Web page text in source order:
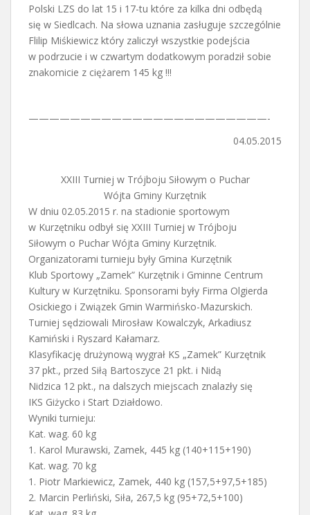
Polski LZS do lat 15 i 17-tu które za kilka dni odbędą
się w Siedlcach. Na słowa uznania zasługuje szczególnie
Flilip Miśkiewicz który zaliczył wszystkie podejścia
w podrzucie i w czwartym dodatkowym poradził sobie
znakomicie z ciężarem 145 kg !!!
———————————————————————-
04.05.2015
XXIII Turniej w Trójboju Siłowym o Puchar
Wójta Gminy Kurzętnik
W dniu 02.05.2015 r. na stadionie sportowym
w Kurzętniku odbył się XXIII Turniej w Trójboju
Siłowym o Puchar Wójta Gminy Kurzętnik.
Organizatorami turnieju były Gmina Kurzętnik
Klub Sportowy „Zamek” Kurzętnik i Gminne Centrum
Kultury w Kurzętniku. Sponsorami były Firma Olgierda
Osickiego i Związek Gmin Warmińsko-Mazurskich.
Turniej sędziowali Mirosław Kowalczyk, Arkadiusz
Kamiński i Ryszard Kałamarz.
Klasyfikację drużynową wygrał KS „Zamek” Kurzętnik
37 pkt., przed Siłą Bartoszyce 21 pkt. i Nidą
Nidzica 12 pkt., na dalszych miejscach znalazły się
IKS Giżycko i Start Działdowo.
Wyniki turnieju:
Kat. wag. 60 kg
1. Karol Murawski, Zamek, 445 kg (140+115+190)
Kat. wag. 70 kg
1. Piotr Markiewicz, Zamek, 440 kg (157,5+97,5+185)
2. Marcin Perliński, Siła, 267,5 kg (95+72,5+100)